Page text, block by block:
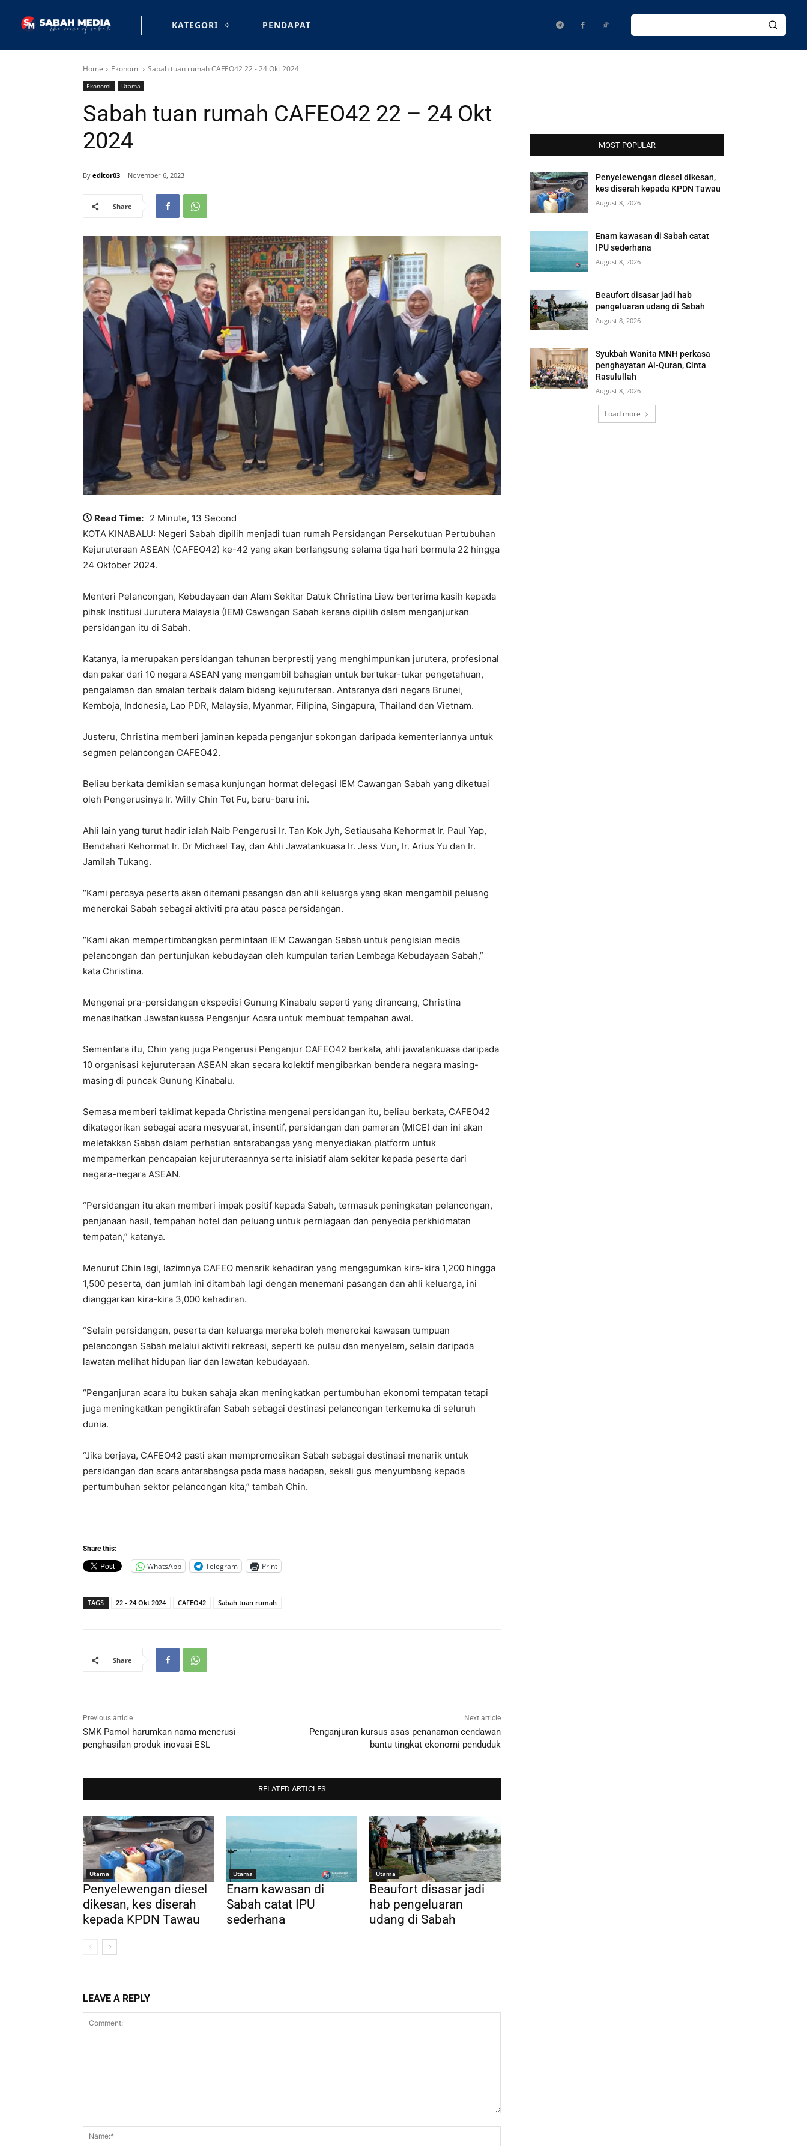
KATEGORI PENDAPAT
Home Ekonomi Sabah tuan rumah CAFEO42 22 - 24 Okt 2024
Ekonomi Utama
Sabah tuan rumah CAFEO42 22 – 24 Okt
2024
By editor03 November 6, 2023
Share
Read Time: 2 Minute, 13 Second
KOTA KINABALU: Negeri Sabah dipilih menjadi tuan rumah Persidangan Persekutuan Pertubuhan
Kejuruteraan ASEAN (CAFEO42) ke-42 yang akan berlangsung selama tiga hari bermula 22 hingga
24 Oktober 2024.
Menteri Pelancongan, Kebudayaan dan Alam Sekitar Datuk Christina Liew berterima kasih kepada
pihak Institusi Jurutera Malaysia (IEM) Cawangan Sabah kerana dipilih dalam menganjurkan
persidangan itu di Sabah.
Katanya, ia merupakan persidangan tahunan berprestij yang menghimpunkan jurutera, profesional
dan pakar dari 10 negara ASEAN yang mengambil bahagian untuk bertukar-tukar pengetahuan,
pengalaman dan amalan terbaik dalam bidang kejuruteraan. Antaranya dari negara Brunei,
Kemboja, Indonesia, Lao PDR, Malaysia, Myanmar, Filipina, Singapura, Thailand dan Vietnam.
Justeru, Christina memberi jaminan kepada penganjur sokongan daripada kementeriannya untuk
segmen pelancongan CAFEO42.
Beliau berkata demikian semasa kunjungan hormat delegasi IEM Cawangan Sabah yang diketuai
oleh Pengerusinya Ir. Willy Chin Tet Fu, baru-baru ini.
Ahli lain yang turut hadir ialah Naib Pengerusi Ir. Tan Kok Jyh, Setiausaha Kehormat Ir. Paul Yap,
Bendahari Kehormat Ir. Dr Michael Tay, dan Ahli Jawatankuasa Ir. Jess Vun, Ir. Arius Yu dan Ir.
Jamilah Tukang.
“Kami percaya peserta akan ditemani pasangan dan ahli keluarga yang akan mengambil peluang
menerokai Sabah sebagai aktiviti pra atau pasca persidangan.
“Kami akan mempertimbangkan permintaan IEM Cawangan Sabah untuk pengisian media
pelancongan dan pertunjukan kebudayaan oleh kumpulan tarian Lembaga Kebudayaan Sabah,”
kata Christina.
Mengenai pra-persidangan ekspedisi Gunung Kinabalu seperti yang dirancang, Christina
menasihatkan Jawatankuasa Penganjur Acara untuk membuat tempahan awal.
Sementara itu, Chin yang juga Pengerusi Penganjur CAFEO42 berkata, ahli jawatankuasa daripada
10 organisasi kejuruteraan ASEAN akan secara kolektif mengibarkan bendera negara masing-
masing di puncak Gunung Kinabalu.
Semasa memberi taklimat kepada Christina mengenai persidangan itu, beliau berkata, CAFEO42
dikategorikan sebagai acara mesyuarat, insentif, persidangan dan pameran (MICE) dan ini akan
meletakkan Sabah dalam perhatian antarabangsa yang menyediakan platform untuk
mempamerkan pencapaian kejuruteraannya serta inisiatif alam sekitar kepada peserta dari
negara-negara ASEAN.
“Persidangan itu akan memberi impak positif kepada Sabah, termasuk peningkatan pelancongan,
penjanaan hasil, tempahan hotel dan peluang untuk perniagaan dan penyedia perkhidmatan
tempatan,” katanya.
Menurut Chin lagi, lazimnya CAFEO menarik kehadiran yang mengagumkan kira-kira 1,200 hingga
1,500 peserta, dan jumlah ini ditambah lagi dengan menemani pasangan dan ahli keluarga, ini
dianggarkan kira-kira 3,000 kehadiran.
“Selain persidangan, peserta dan keluarga mereka boleh menerokai kawasan tumpuan
pelancongan Sabah melalui aktiviti rekreasi, seperti ke pulau dan menyelam, selain daripada
lawatan melihat hidupan liar dan lawatan kebudayaan.
“Penganjuran acara itu bukan sahaja akan meningkatkan pertumbuhan ekonomi tempatan tetapi
juga meningkatkan pengiktirafan Sabah sebagai destinasi pelancongan terkemuka di seluruh
dunia.
“Jika berjaya, CAFEO42 pasti akan mempromosikan Sabah sebagai destinasi menarik untuk
persidangan dan acara antarabangsa pada masa hadapan, sekali gus menyumbang kepada
pertumbuhan sektor pelancongan kita,” tambah Chin.
Share this:
WhatsApp Telegram Print
TAGS 22 - 24 Okt 2024 CAFEO42 Sabah tuan rumah
Share
Previous article
SMK Pamol harumkan nama menerusi
penghasilan produk inovasi ESL
Next article
Penganjuran kursus asas penanaman cendawan
bantu tingkat ekonomi penduduk
RELATED ARTICLES
Utama
Penyelewengan diesel
dikesan, kes diserah
kepada KPDN Tawau
Utama
Enam kawasan di
Sabah catat IPU
sederhana
Utama
Beaufort disasar jadi
hab pengeluaran
udang di Sabah
LEAVE A REPLY
MOST POPULAR
Penyelewengan diesel dikesan,
kes diserah kepada KPDN Tawau
August 8, 2026
Enam kawasan di Sabah catat
IPU sederhana
August 8, 2026
Beaufort disasar jadi hab
pengeluaran udang di Sabah
August 8, 2026
Syukbah Wanita MNH perkasa
penghayatan Al-Quran, Cinta
Rasulullah
August 8, 2026
Load more